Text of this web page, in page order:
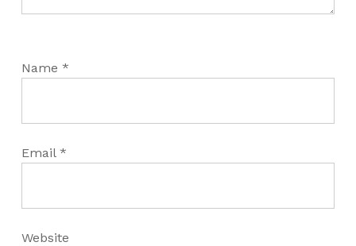
Name *
Email *
Website